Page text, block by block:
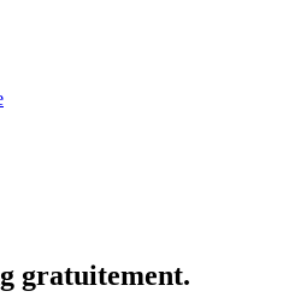
gratuitement.